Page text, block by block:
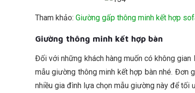
Tham khảo: Giường gấp thông minh kết hợp
Giường thông minh kết hợp bàn
Đối với những khách hàng muốn có không
mẫu giường thông minh kết hợp bàn nhé. Đơn
nhiều gia đình lựa chọn mẫu giường này để tối